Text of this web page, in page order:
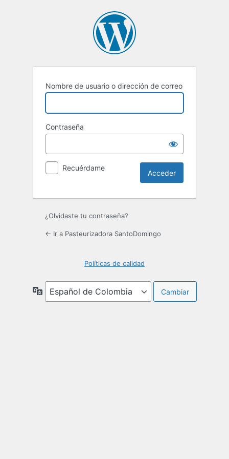
Nombre de usuario o dirección de correo
Contraseña
Recuérdame
¿Olvidaste tu contraseña?
← Ir a Pasteurizadora SantoDomingo
Políticas de calidad
Idioma